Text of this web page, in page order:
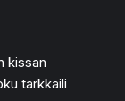
kissan
tarkkaili